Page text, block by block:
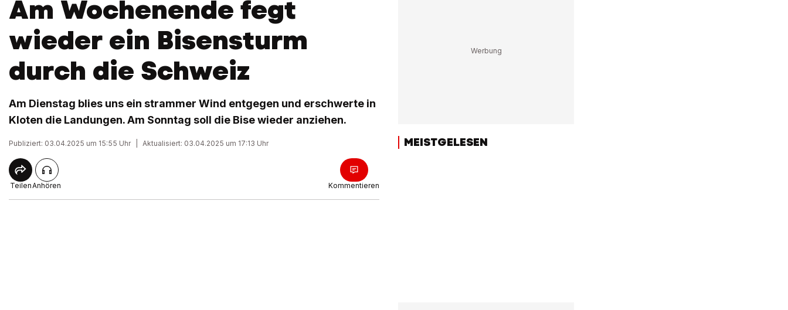
Am Wochenende fegt
wieder ein Bisensturm
durch die Schweiz
Am Dienstag blies uns ein strammer Wind entgegen und erschwerte in
Kloten die Landungen. Am Sonntag soll die Bise wieder anziehen.
Publiziert: 03.04.2025 um 15:55 Uhr Aktualisiert: 03.04.2025 um 17:13 Uhr
TeilenAnhören Kommentieren
MEISTGELESEN